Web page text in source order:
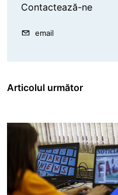
Contactează-ne
email
Articolul următor